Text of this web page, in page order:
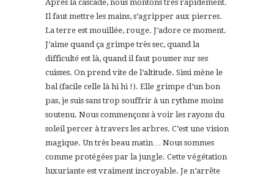
Après la cascade, nous montons très rapidement.
Il faut mettre les mains, s’agripper aux pierres.
La terre est mouillée, rouge. J’adore ce moment.
J’aime quand ça grimpe très sec, quand la
difficulté est là, quand il faut pousser sur ses
cuisses. On prend vite de l’altitude. Sissi mène le
bal (facile celle là hi hi !). Elle grimpe d’un bon
pas, je suis sans trop souffrir à un rythme moins
soutenu. Nous commençons à voir les rayons du
soleil percer à travers les arbres. C’est une vision
magique. Un très beau matin… Nous sommes
comme protégées par la jungle. Cette végétation
luxuriante est vraiment incroyable. Je n’arrête